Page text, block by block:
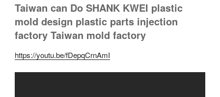
Taiwan can Do SHANK KWEI plastic
mold design plastic parts injection
factory Taiwan mold factory
https://youtu.be/fDepqCrnAmI